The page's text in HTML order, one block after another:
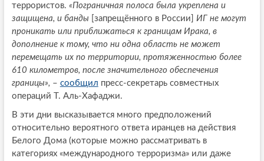
террористов. «Пограничная полоса была укреплена и
защищена, и банды
[запрещённого в России]
ИГ не могут
проникать или приближаться к границам Ирака, в
дополнение к тому, что ни одна область не может
перемещать их по территории, протяженностью более
610 километров, после значительного обеспечения
границы», – сообщил пресс-секретарь совместных
операций Т. Аль-Хафаджи.
В эти дни высказывается много предположений
относительно вероятного ответа иранцев на действия
Белого Дома (которые можно рассматривать в
категориях «международного терроризма» или даже